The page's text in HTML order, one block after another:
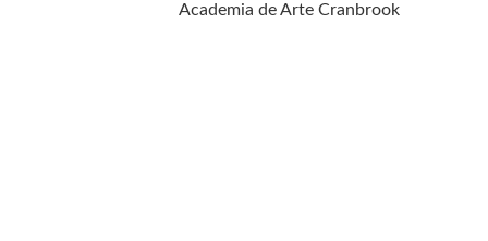
Academia de Arte Cranbrook